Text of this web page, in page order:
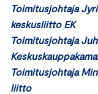
Toimitusjohtaja
keskusliitto EK
Toimitusjohtaja
Toimitusjohtaja
liitto